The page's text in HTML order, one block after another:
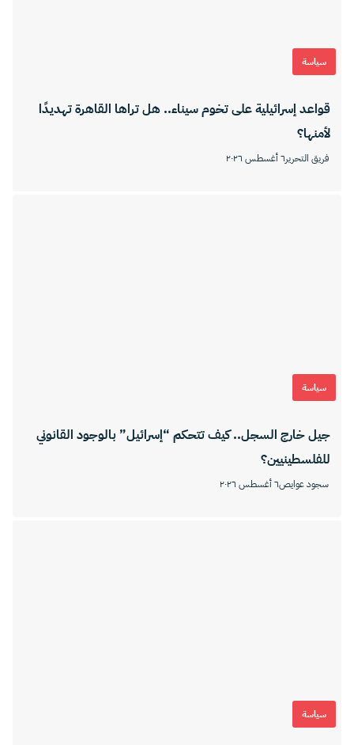
سياسة
قواعد إسرائيلية على تخوم سيناء.. هل تراها القاهرة تهديدًا
لأمنها؟
فريق التحرير٦ أغسطس ٢٠٢٦
سياسة
جيل خارج السجل.. كيف تتحكم “إسرائيل” بالوجود القانوني
للفلسطينيين؟
سجود عوايص٦ أغسطس ٢٠٢٦
سياسة